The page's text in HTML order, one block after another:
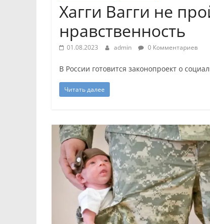
Хагги Вагги не
нравственность
01.08.2023 admin 0 Комментариев
В России готовится законопроект о
Читать далее